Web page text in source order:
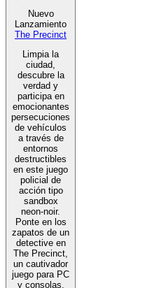
Nuevo
Lanzamiento
The Precinct
Limpia la
ciudad,
descubre la
verdad y
participa en
emocionantes
persecuciones
de vehículos
a través de
entornos
destructibles
en este juego
policial de
acción tipo
sandbox
neon-noir.
Ponte en los
zapatos de un
detective en
The Precinct,
un cautivador
juego para PC
y consolas.